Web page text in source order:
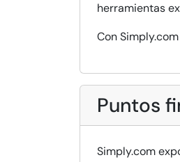
herramientas
Con
Puntos
Simply.com